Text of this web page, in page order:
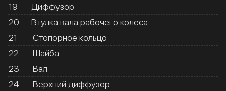
19
Диффузор
20
Втулка вала рабочего колеса
21
Стопорное кольцо
22
Шайба
23
Вал
24
Верхний диффузор